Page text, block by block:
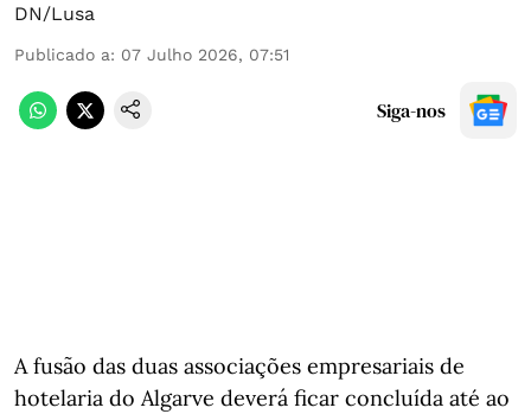
DN/Lusa
Publicado a: 07 Julho 2026, 07:51
Siga-nos
A fusão das duas associações empresariais de
hotelaria do Algarve deverá ficar concluída até ao